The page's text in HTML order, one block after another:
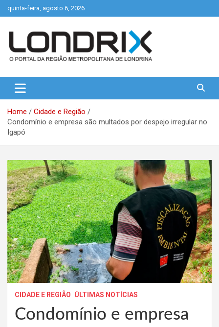
to
quinta-feira, agosto 6, 2026
Londrix
Home
Cidade e Região
Condomínio e empresa são multados por despejo irregular no
Igapó
CIDADE E REGIÃO ÚLTIMAS NOTÍCIAS
Condomínio e empresa